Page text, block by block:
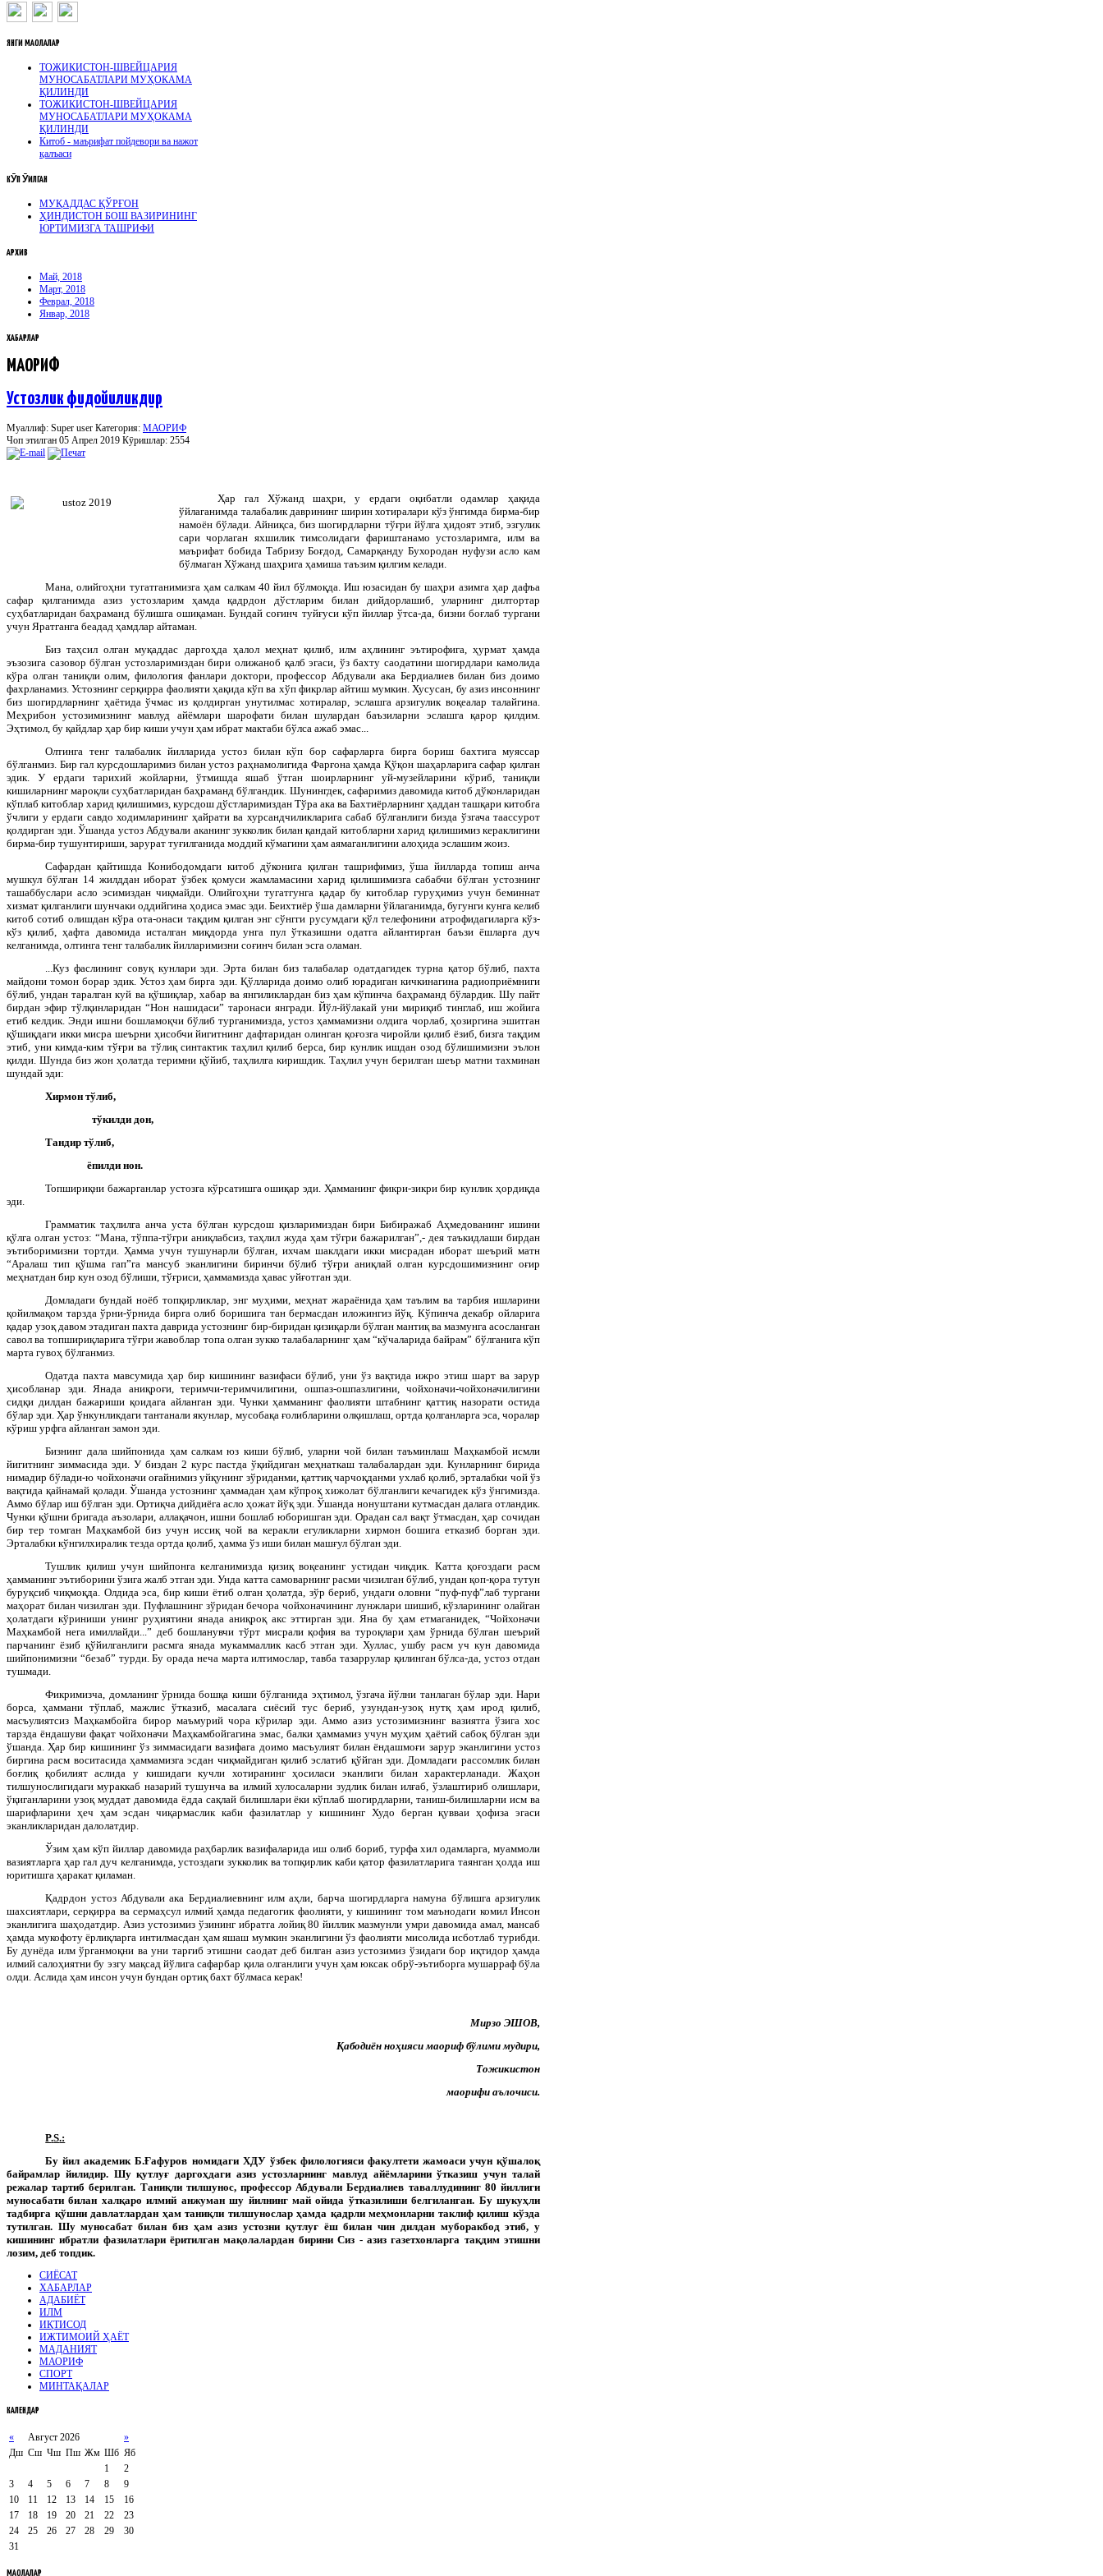
ЯНГИ МАҚОЛАЛАР
ТОЖИКИСТОН-ШВЕЙЦАРИЯ
МУНОСАБАТЛАРИ МУҲОКАМА
ҚИЛИНДИ
ТОЖИКИСТОН-ШВЕЙЦАРИЯ
МУНОСАБАТЛАРИ МУҲОКАМА
ҚИЛИНДИ
Китоб - маърифат пойдевори ва нажот
қалъаси
КӮП ӮҚИЛГАН
МУҚАДДАС ҚЎРҒОН
ҲИНДИСТОН БОШ ВАЗИРИНИНГ
ЮРТИМИЗГА ТАШРИФИ
АРХИВ
Май, 2018
Март, 2018
Феврал, 2018
Январ, 2018
ХАБАРЛАР
МАОРИФ
Устозлик фидойиликдир
Муаллиф: Super user Категория: МАОРИФ
Чоп этилган 05 Апрел 2019 Кӯришлар: 2554
Ҳар гал Хўжанд шаҳри, у ердаги оқибатли одамлар ҳақида
ўйлаганимда талабалик даврининг ширин хотиралари кўз ўнгимда бирма-бир
намоён бўлади. Айниқса, биз шогирдларни тўғри йўлга ҳидоят этиб, эзгулик
сари чорлаган яхшилик тимсолидаги фариштанамо устозларимга, илм ва
маърифат бобида Табризу Боғдод, Самарқанду Бухородан нуфузи асло кам
бўлмаган Хўжанд шаҳрига ҳамиша таъзим қилгим келади.
Мана, олийгоҳни тугатганимизга ҳам салкам 40 йил бўлмоқда. Иш юзасидан бу шаҳри азимга ҳар дафъа
сафар қилганимда азиз устозларим ҳамда қадрдон дўстларим билан дийдорлашиб, уларнинг дилтортар
суҳбатларидан баҳраманд бўлишга ошиқаман. Бундай соғинч туйғуси кўп йиллар ўтса-да, бизни боғлаб тургани
учун Яратганга беадад ҳамдлар айтаман.
Биз таҳсил олган муқаддас даргоҳда ҳалол меҳнат қилиб, илм аҳлининг эътирофига, ҳурмат ҳамда
эъзозига сазовор бўлган устозларимиздан бири олижаноб қалб эгаси, ўз бахту саодатини шогирдлари камолида
кўра олган таниқли олим, филология фанлари доктори, профессор Абдували ака Бердиалиев билан биз доимо
фахрланамиз. Устознинг серқирра фаолияти ҳақида кўп ва хўп фикрлар айтиш мумкин. Хусусан, бу азиз инсоннинг
биз шогирдларнинг ҳаётида ўчмас из қолдирган унутилмас хотиралар, эслашга арзигулик воқеалар талайгина.
Меҳрибон устозимизнинг мавлуд айёмлари шарофати билан шулардан баъзиларни эслашга қарор қилдим.
Эҳтимол, бу қайдлар ҳар бир киши учун ҳам ибрат мактаби бўлса ажаб эмас...
Олтинга тенг талабалик йилларида устоз билан кўп бор сафарларга бирга бориш бахтига муяссар
бўлганмиз. Бир гал курсдошларимиз билан устоз раҳнамолигида Фарғона ҳамда Қўқон шаҳарларига сафар қилган
эдик. У ердаги тарихий жойларни, ўтмишда яшаб ўтган шоирларнинг уй-музейларини кўриб, таниқли
кишиларнинг мароқли суҳбатларидан баҳраманд бўлгандик. Шунингдек, сафаримиз давомида китоб дўконларидан
кўплаб китоблар харид қилишимиз, курсдош дўстларимиздан Тўра ака ва Бахтиёрларнинг ҳаддан ташқари китобга
ўчлиги у ердаги савдо ходимларининг ҳайрати ва хурсандчиликларига сабаб бўлганлиги бизда ўзгача таассурот
қолдирган эди. Ўшанда устоз Абдували аканинг зукколик билан қандай китобларни харид қилишимиз кераклигини
бирма-бир тушунтириши, зарурат туғилганида моддий кўмагини ҳам аямаганлигини алоҳида эслашим жоиз.
Сафардан қайтишда Конибодомдаги китоб дўконига қилган ташрифимиз, ўша йилларда топиш анча
мушкул бўлган 14 жилддан иборат ўзбек қомуси жамламасини харид қилишимизга сабабчи бўлган устознинг
ташаббуслари асло эсимиздан чиқмайди. Олийгоҳни тугатгунга қадар бу китоблар гуруҳимиз учун беминнат
хизмат қилганлиги шунчаки оддийгина ҳодиса эмас эди. Беихтиёр ўша дамларни ўйлаганимда, бугунги кунга келиб
китоб сотиб олишдан кўра ота-онаси тақдим қилган энг сўнгги русумдаги қўл телефонини атрофидагиларга кўз-
кўз қилиб, ҳафта давомида исталган миқдорда унга пул ўтказишни одатга айлантирган баъзи ёшларга дуч
келганимда, олтинга тенг талабалик йилларимизни соғинч билан эсга оламан.
...Куз фаслининг совуқ кунлари эди. Эрта билан биз талабалар одатдагидек турна қатор бўлиб, пахта
майдони томон борар эдик. Устоз ҳам бирга эди. Қўлларида доимо олиб юрадиган кичкинагина радиоприёмниги
бўлиб, ундан таралган куй ва қўшиқлар, хабар ва янгиликлардан биз ҳам кўпинча баҳраманд бўлардик. Шу пайт
бирдан эфир тўлқинларидан “Нон нашидаси” таронаси янгради. Йўл-йўлакай уни мириқиб тинглаб, иш жойига
етиб келдик. Энди ишни бошламоқчи бўлиб турганимизда, устоз ҳаммамизни олдига чорлаб, ҳозиргина эшитган
қўшиқдаги икки мисра шеърни ҳисобчи йигитнинг дафтаридан олинган қоғозга чиройли қилиб ёзиб, бизга тақдим
этиб, уни кимда-ким тўғри ва тўлиқ синтактик таҳлил қилиб берса, бир кунлик ишдан озод бўлишимизни эълон
қилди. Шунда биз жон ҳолатда теримни қўйиб, таҳлилга киришдик. Таҳлил учун берилган шеър матни тахминан
шундай эди:
Хирмон тўлиб,
тўкилди дон,
Тандир тўлиб,
ёпилди нон.
Топшириқни бажарганлар устозга кўрсатишга ошиқар эди. Ҳамманинг фикри-зикри бир кунлик ҳордиқда
эди.
Грамматик таҳлилга анча уста бўлган курсдош қизларимиздан бири Бибиражаб Аҳмедованинг ишини
қўлга олган устоз: “Мана, тўппа-тўғри аниқлабсиз, таҳлил жуда ҳам тўғри бажарилган”,- дея таъкидлаши бирдан
эътиборимизни тортди. Ҳамма учун тушунарли бўлган, ихчам шаклдаги икки мисрадан иборат шеърий матн
“Аралаш тип қўшма гап”га мансуб эканлигини биринчи бўлиб тўғри аниқлай олган курсдошимизнинг оғир
меҳнатдан бир кун озод бўлиши, тўғриси, ҳаммамизда ҳавас уйғотган эди.
Домладаги бундай ноёб топқирликлар, энг муҳими, меҳнат жараёнида ҳам таълим ва тарбия ишларини
қойилмақом тарзда ўрни-ўрнида бирга олиб боришига тан бермасдан иложингиз йўқ. Кўпинча декабр ойларига
қадар узоқ давом этадиган пахта даврида устознинг бир-биридан қизиқарли бўлган мантиқ ва мазмунга асосланган
савол ва топшириқларига тўғри жавоблар топа олган зукко талабаларнинг ҳам “кўчаларида байрам” бўлганига кўп
марта гувоҳ бўлганмиз.
Одатда пахта мавсумида ҳар бир кишининг вазифаси бўлиб, уни ўз вақтида ижро этиш шарт ва зарур
ҳисобланар эди. Янада аниқроғи, теримчи-теримчилигини, ошпаз-ошпазлигини, чойхоначи-чойхоначилигини
сидқи дилдан бажариши қоидага айланган эди. Чунки ҳамманинг фаолияти штабнинг қаттиқ назорати остида
бўлар эди. Ҳар ўнкунликдаги тантанали якунлар, мусобақа ғолибларини олқишлаш, ортда қолганларга эса, чоралар
кўриш урфга айланган замон эди.
Бизнинг дала шийпонида ҳам салкам юз киши бўлиб, уларни чой билан таъминлаш Маҳкамбой исмли
йигитнинг зиммасида эди. У биздан 2 курс пастда ўқийдиган меҳнаткаш талабалардан эди. Кунларнинг бирида
нимадир бўлади-ю чойхоначи оғайнимиз уйқунинг зўриданми, қаттиқ чарчоқданми ухлаб қолиб, эрталабки чой ўз
вақтида қайнамай қолади. Ўшанда устознинг ҳаммадан ҳам кўпроқ хижолат бўлганлиги кечагидек кўз ўнгимизда.
Аммо бўлар иш бўлган эди. Ортиқча дийдиёга асло ҳожат йўқ эди. Ўшанда нонуштани кутмасдан далага отландик.
Чунки қўшни бригада аъзолари, аллақачон, ишни бошлаб юборишган эди. Орадан сал вақт ўтмасдан, ҳар сочидан
бир тер томган Маҳкамбой биз учун иссиқ чой ва керакли егуликларни хирмон бошига етказиб борган эди.
Эрталабки кўнгилхиралик тезда ортда қолиб, ҳамма ўз иши билан машғул бўлган эди.
Тушлик қилиш учун шийпонга келганимизда қизиқ воқеанинг устидан чиқдик. Катта қоғоздаги расм
ҳамманинг эътиборини ўзига жалб этган эди. Унда катта самоварнинг расми чизилган бўлиб, ундан қоп-қора тутун
буруқсиб чиқмоқда. Олдида эса, бир киши ётиб олган ҳолатда, зўр бериб, ундаги оловни “пуф-пуф”лаб тургани
маҳорат билан чизилган эди. Пуфлашнинг зўридан бечора чойхоначининг лунжлари шишиб, кўзларининг олайган
ҳолатдаги кўриниши унинг руҳиятини янада аниқроқ акс эттирган эди. Яна бу ҳам етмаганидек, “Чойхоначи
Маҳкамбой нега имиллайди...” деб бошланувчи тўрт мисрали қофия ва туроқлари ҳам ўрнида бўлган шеърий
парчанинг ёзиб қўйилганлиги расмга янада мукаммаллик касб этган эди. Хуллас, ушбу расм уч кун давомида
шийпонимизни “безаб” турди. Бу орада неча марта илтимослар, тавба тазаррулар қилинган бўлса-да, устоз отдан
тушмади.
Фикримизча, домланинг ўрнида бошқа киши бўлганида эҳтимол, ўзгача йўлни танлаган бўлар эди. Нари
борса, ҳаммани тўплаб, мажлис ўтказиб, масалага сиёсий тус бериб, узундан-узоқ нутқ ҳам ирод қилиб,
масъулиятсиз Маҳкамбойга бирор маъмурий чора кўрилар эди. Аммо азиз устозимизнинг вазиятга ўзига хос
тарзда ёндашуви фақат чойхоначи Маҳкамбойгагина эмас, балки ҳаммамиз учун муҳим ҳаётий сабоқ бўлган эди
ўшанда. Ҳар бир кишининг ўз зиммасидаги вазифага доимо масъулият билан ёндашмоғи зарур эканлигини устоз
биргина расм воситасида ҳаммамизга эсдан чиқмайдиган қилиб эслатиб қўйган эди. Домладаги рассомлик билан
боғлиқ қобилият аслида у кишидаги кучли хотиранинг ҳосиласи эканлиги билан характерланади. Жаҳон
тилшунослигидаги мураккаб назарий тушунча ва илмий хулосаларни зудлик билан илғаб, ўзлаштириб олишлари,
ўқиганларини узоқ муддат давомида ёдда сақлай билишлари ёки кўплаб шогирдларни, таниш-билишларни исм ва
шарифларини ҳеч ҳам эсдан чиқармаслик каби фазилатлар у кишининг Худо берган қувваи ҳофиза эгаси
эканликларидан далолатдир.
Ўзим ҳам кўп йиллар давомида раҳбарлик вазифаларида иш олиб бориб, турфа хил одамларга, муаммоли
вазиятларга ҳар гал дуч келганимда, устоздаги зукколик ва топқирлик каби қатор фазилатларига таянган ҳолда иш
юритишга ҳаракат қиламан.
Қадрдон устоз Абдували ака Бердиалиевнинг илм аҳли, барча шогирдларга намуна бўлишга арзигулик
шахсиятлари, серқирра ва сермаҳсул илмий ҳамда педагогик фаолияти, у кишининг том маънодаги комил Инсон
эканлигига шаҳодатдир. Азиз устозимиз ўзининг ибратга лойиқ 80 йиллик мазмунли умри давомида амал, мансаб
ҳамда мукофоту ёрлиқларга интилмасдан ҳам яшаш мумкин эканлигини ўз фаолияти мисолида исботлаб турибди.
Бу дунёда илм ўрганмоқни ва уни тарғиб этишни саодат деб билган азиз устозимиз ўзидаги бор иқтидор ҳамда
илмий салоҳиятни бу эзгу мақсад йўлига сафарбар қила олганлиги учун ҳам юксак обрў-эътиборга мушарраф бўла
олди. Аслида ҳам инсон учун бундан ортиқ бахт бўлмаса керак!
Мирзо ЭШОВ,
Қабодиён ноҳияси маориф бўлими мудири,
Тожикистон
маорифи аълочиси.
P.S.:
Бу йил академик Б.Ғафуров номидаги ХДУ ўзбек филологияси факултети жамоаси учун қўшалоқ
байрамлар йилидир. Шу қутлуғ даргоҳдаги азиз устозларнинг мавлуд айёмларини ўтказиш учун талай
режалар тартиб берилган. Таниқли тилшунос, профессор Абдували Бердиалиев таваллудининг 80 йиллиги
муносабати билан халқаро илмий анжуман шу йилнинг май ойида ўтказилиши белгиланган. Бу шукуҳли
тадбирга қўшни давлатлардан ҳам таниқли тилшунослар ҳамда қадрли меҳмонларни таклиф қилиш кўзда
тутилган. Шу муносабат билан биз ҳам азиз устозни қутлуғ ёш билан чин дилдан муборакбод этиб, у
кишининг ибратли фазилатлари ёритилган мақолалардан бирини Сиз - азиз газетхонларга тақдим этишни
лозим, деб топдик.
СИЁСАТ
ХАБАРЛАР
АДАБИЁТ
ИЛМ
ИҚТИСОД
ИЖТИМОИЙ ҲАЁТ
МАДАНИЯТ
МАОРИФ
СПОРТ
МИНТАҚАЛАР
КАЛЕНДАР
« Август 2026
»
Дш Сш Чш Пш Жм Шб Яб
1
2
3
4 5 6 7 8
9
10
11 12 13 14 15
16
17
18 19 20 21 22
23
24
25 26 27 28 29
30
31
МАҚОЛАЛАР